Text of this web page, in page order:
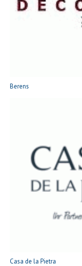
Berens
Casa de la Pietra